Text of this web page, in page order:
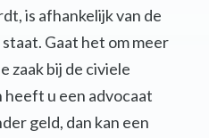
is afhankelijk van de
Gaat het om meer
zaak bij de civiele
u een advocaat
geld, dan kan een